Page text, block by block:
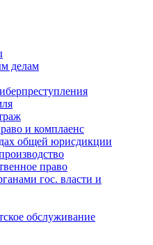
делам
и комплаенс
общей юрисдикции
право
гос. власти и
обслуживание